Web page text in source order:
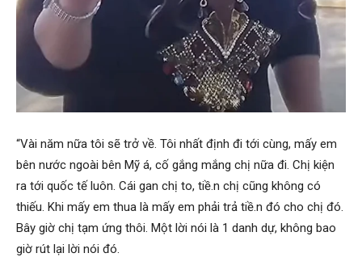
“Vài năm nữa tôi sẽ trở về. Tôi nhất định đi tới cùng, mấy em
bên nước ngoài bên Mỹ á, cố gắng mắng chị nữa đi. Chị kiện
ra tới quốc tế luôn. Cái gan chị to, tiề.n chị cũng không có
thiếu. Khi mấy em thua là mấy em phải trả tiề.n đó cho chị đó.
Bây giờ chị tạm ứng thôi. Một lời nói là 1 danh dự, không bao
giờ rút lại lời nói đó.